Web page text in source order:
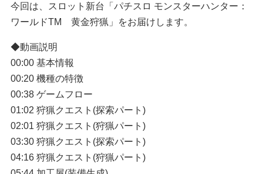
今回は、スロット新台「パチスロ モンスターハンター：
ワールドTM 黄金狩猟」をお届けします。
◆動画説明
00:00 基本情報
00:20 機種の特徴
00:38 ゲームフロー
01:02 狩猟クエスト(探索パート)
02:01 狩猟クエスト(狩猟パート)
03:30 狩猟クエスト(探索パート)
04:16 狩猟クエスト(狩猟パート)